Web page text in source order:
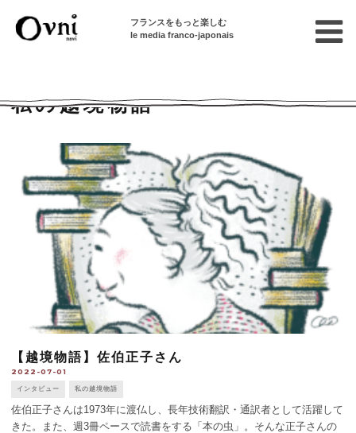
フランスをもっと楽しむ
le media franco-japonais
私の越境物語
【越境物語】佐伯正子さん
2022-07-01
インタビュー 私の越境物語
佐伯正子さんは1973年に渡仏し、長年技術翻訳・通訳者として活躍して
きた。また、週3冊ペースで読書をする「本の虫」。そんな正子さんの